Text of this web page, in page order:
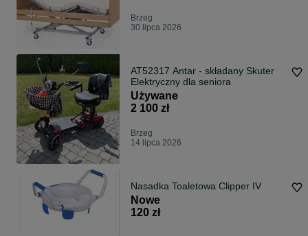
Brzeg
30 lipca 2026
AT52317 Antar - składany Skuter
Elektryczny dla seniora
Używane
2 100 zł
Brzeg
14 lipca 2026
Nasadka Toaletowa Clipper IV
Nowe
120 zł